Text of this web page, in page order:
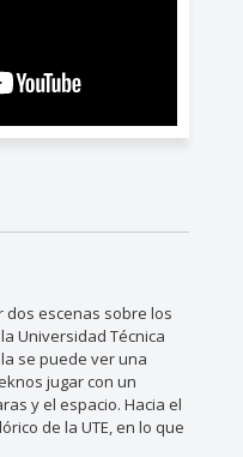
dos escenas sobre los
Universidad Técnica
se puede ver una
jugar con un
y el espacio. Hacia el
de la UTE, en lo que